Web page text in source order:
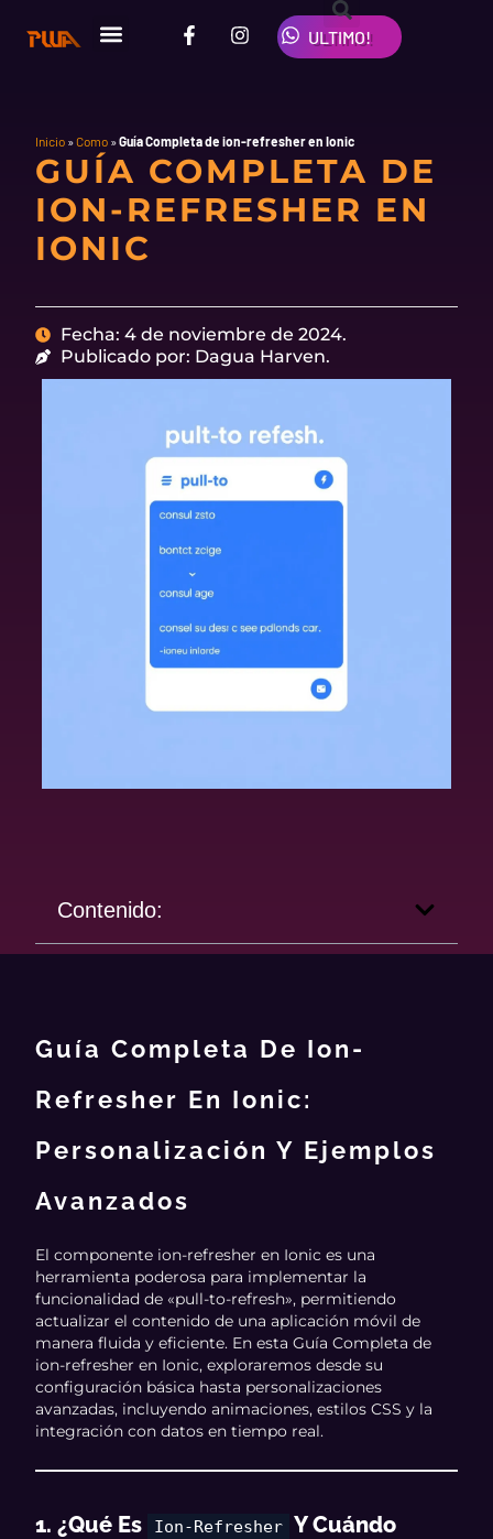
contenido
ULTIMO!
F
a
o
k
-
f
I
n
r
a
m
W
h
a
p
p
Inicio »Como »Guía Completa de ion-refresher en Ionic
GUÍA COMPLETA DE
ION-REFRESHER EN
IONIC
Fecha: 4 de noviembre de 2024.
Publicado por: Dagua Harven.
Guía Completa De Ion-
Refresher En Ionic:
Personalización Y Ejemplos
Avanzados
El componente ion-refresher en Ionic es una
herramienta poderosa para implementar la
funcionalidad de «pull-to-refresh», permitiendo
actualizar el contenido de una aplicación móvil de
manera fluida y eficiente. En esta Guía Completa de
ion-refresher en Ionic, exploraremos desde su
configuración básica hasta personalizaciones
avanzadas, incluyendo animaciones, estilos CSS y la
integración con datos en tiempo real.
1. ¿Qué Es Ion-Refresher Y Cuándo
Contenido: